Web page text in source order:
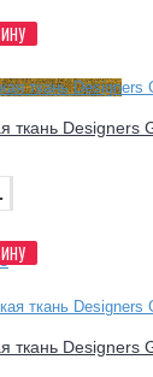
ткань Designers
ткань Designers